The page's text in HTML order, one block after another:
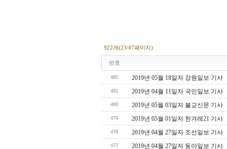
922개(23/47페이지)
번호
482 2019년 05월 18일자 강원일보 기사
481 2019년 04월 11일자 국민일보 기사
480 2019년 05월 03일자 불교신문 기사
479 2019년 05월 01일자 한겨레21 기사
478 2019년 04월 27일자 조선일보 기사
477 2019년 04월 27일자 동아일보 기사